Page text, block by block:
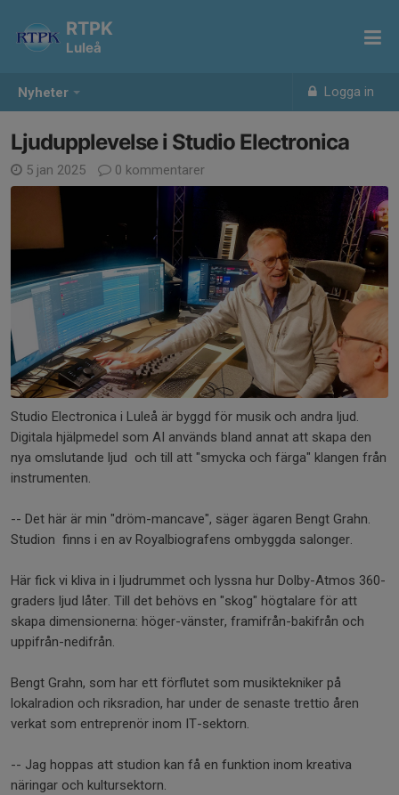
Nyheter Logga in
RTPK
Luleå
Ljudupplevelse i Studio Electronica
5 jan 2025 0 kommentarer
Studio Electronica i Luleå är byggd för musik och andra ljud.
Digitala hjälpmedel som AI används bland annat att skapa den
nya omslutande ljud och till att "smycka och färga" klangen från
instrumenten.
-- Det här är min "dröm-mancave", säger ägaren Bengt Grahn.
Studion finns i en av Royalbiografens ombyggda salonger.
Här fick vi kliva in i ljudrummet och lyssna hur Dolby-Atmos 360-
graders ljud låter. Till det behövs en "skog" högtalare för att
skapa dimensionerna: höger-vänster, framifrån-bakifrån och
uppifrån-nedifrån.
Bengt Grahn, som har ett förflutet som musiktekniker på
lokalradion och riksradion, har under de senaste trettio åren
verkat som entreprenör inom IT-sektorn.
-- Jag hoppas att studion kan få en funktion inom kreativa
näringar och kultursektorn.